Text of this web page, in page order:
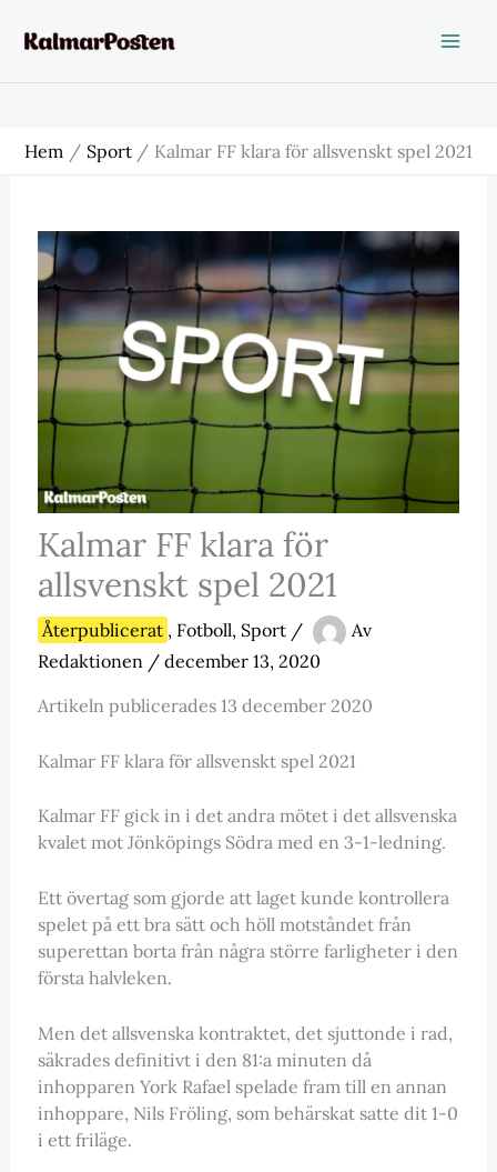
Hem Sport Kalmar FF klara för allsvenskt spel 2021
Kalmar FF klara för
allsvenskt spel 2021
Återpublicerat , Fotboll, Sport/
Av
Redaktionen / december 13, 2020
Artikeln publicerades 13 december 2020
Kalmar FF klara för allsvenskt spel 2021
Kalmar FF gick in i det andra mötet i det allsvenska
kvalet mot Jönköpings Södra med en 3-1-ledning.
Ett övertag som gjorde att laget kunde kontrollera
spelet på ett bra sätt och höll motståndet från
superettan borta från några större farligheter i den
första halvleken.
Men det allsvenska kontraktet, det sjuttonde i rad,
säkrades definitivt i den 81:a minuten då
inhopparen York Rafael spelade fram till en annan
inhoppare, Nils Fröling, som behärskat satte dit 1-0
i ett friläge.